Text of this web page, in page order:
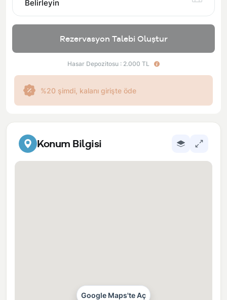
Konum Bilgisi
Google Maps'te Aç
Belirleyin
Rezervasyon Talebi Oluştur
Hasar Depozitosu : 2.000 TL
%20 şimdi, kalanı girişte öde